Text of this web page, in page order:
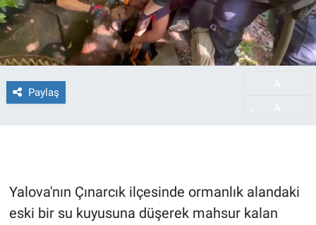
Paylaş
Yalova'nın Çınarcık ilçesinde ormanlık alandaki
eski bir su kuyusuna düşerek mahsur kalan